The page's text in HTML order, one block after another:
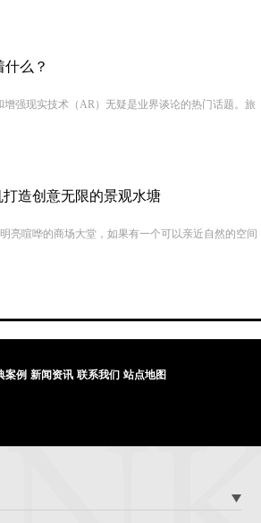
么？
强现实技术（AR）无疑是业界谈论的热门话题。旅
么，这种“沉浸式”互动体验新科技究竟妙在何处？效
造创意无限的景观水塘
亮喧哗的商场大堂，如果有一个可以亲近自然的空间
案例 新闻资讯 联系我们 站点地图